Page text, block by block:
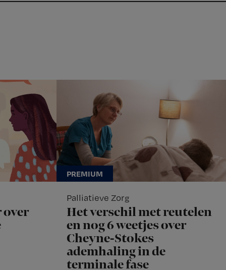
over
Palliatieve Zorg
Het verschil met reutelen
en nog 6 weetjes over
Cheyne-Stokes
ademhaling in de
terminale fase